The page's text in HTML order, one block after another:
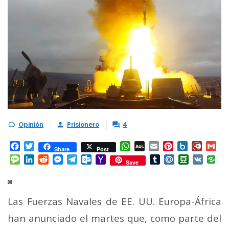
 Opinión  Prisionero  4
Facebook
TwitterShare Post WhatsApp
AOL
Mail
Email Pinterest
Box.net
Message
LinkedInRedditMessenger
TelegramOutlook.com
YahooSave TumblrMail.RuDouban
VK
◙
Las Fuerzas Navales de EE. UU. Europa-África
han anunciado el martes que, como parte del